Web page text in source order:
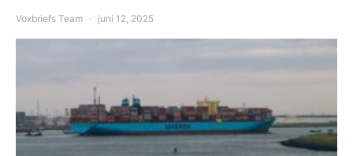
Voxbriefs Team juni 12, 2025